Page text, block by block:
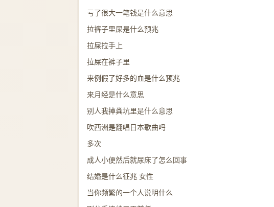
亏了很大一笔钱是什么意思
拉裤子里屎是什么预兆
拉屎拉手上
拉屎在裤子里
来例假了好多的血是什么预兆
来月经是什么意思
别人我掉粪坑里是什么意思
吹西洲是翻唱日本歌曲吗
多次
成人小便然后就尿床了怎么回事
结婚是什么征兆 女性
当你频繁的一个人说明什么